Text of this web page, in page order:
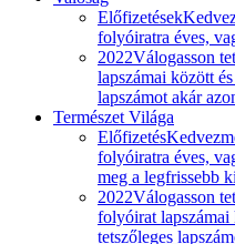
Előfizetések
folyóiratra éves,
2022Válogasson
lapszámai között
lapszámot akár
Természet Világa
Előfizetés
folyóiratra éves,
meg a legfrissebb
2022Válogasson
folyóirat lapszámai
tetszőleges